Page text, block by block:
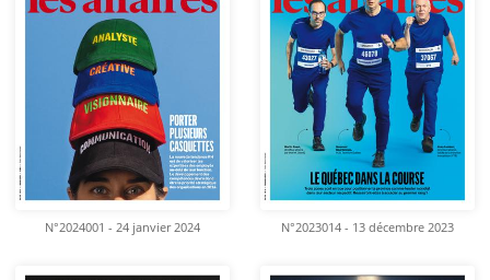
N°2024001 - 24 janvier 2024 N°2023014 - 13 décembre 2023